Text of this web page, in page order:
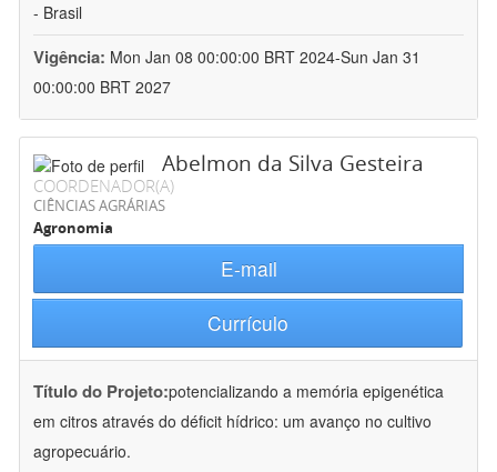
- Brasil
Vigência: Mon Jan 08 00:00:00 BRT 2024-Sun Jan 31
00:00:00 BRT 2027
Abelmon da Silva Gesteira
COORDENADOR(A)
CIÊNCIAS AGRÁRIAS
Agronomia
E-mail
Currículo
Título do Projeto:potencializando a memória epigenética
em citros através do déficit hídrico: um avanço no cultivo
agropecuário.